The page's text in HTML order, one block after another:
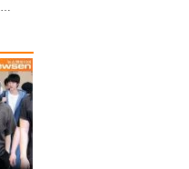
시온-이안-성찬, 상큼한 ‘2026 가요대전 썸머’ MC [포토엔HD]